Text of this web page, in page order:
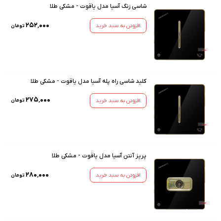
شاسی زنگ آسیا مدل یاقوت - مشکی طلا
افزودن به سبد خرید ۲۵۲٬۰۰۰ تومان
کلید شاسی راه پله آسیا مدل یاقوت - مشکی طلا
افزودن به سبد خرید ۲۷۵٬۰۰۰ تومان
پریز آنتن آسیا مدل یاقوت - مشکی طلا
افزودن به سبد خرید ۲۸۰٬۰۰۰ تومان